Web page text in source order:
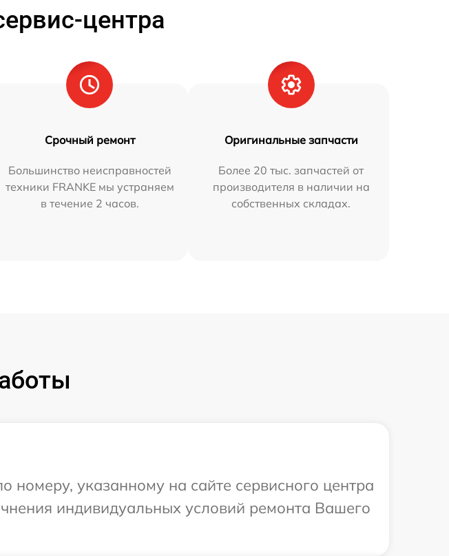
центра
Срочный ремонт
Большинство неисправностей
техники FRANKE мы устраняем
в течение 2 часов.
Оригинальные запчасти
Более 20 тыс. запчастей от
производителя в наличии на
собственных складах.
указанному на сайте сервисного центра
индивидуальных условий ремонта Вашего